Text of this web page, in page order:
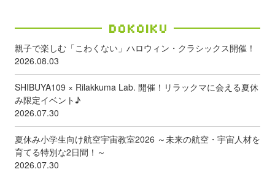
Dokoiku
親子で楽しむ「こわくない」ハロウィン・クラシックス開催！
2026.08.03
SHIBUYA109 × Rilakkuma Lab. 開催！リラックマに会える夏休
み限定イベント♪
2026.07.30
夏休み小学生向け航空宇宙教室2026 ～未来の航空・宇宙人材を
育てる特別な2日間！～
2026.07.30